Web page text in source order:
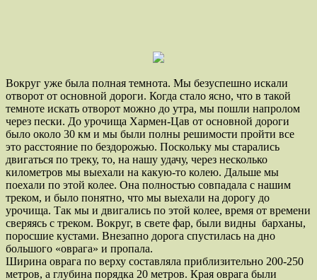
Вокруг уже была полная темнота. Мы безуспешно искали
отворот от основной дороги. Когда стало ясно, что в такой
темноте искать отворот можно до утра, мы пошли напролом
через пески. До урочища Хармен-Цав от основной дороги
было около 30 км и мы были полны решимости пройти все
это расстояние по бездорожью. Поскольку мы старались
двигаться по треку, то, на нашу удачу, через несколько
километров мы выехали на какую-то колею. Дальше мы
поехали по этой колее. Она полностью совпадала с нашим
треком, и было понятно, что мы выехали на дорогу до
урочища. Так мы и двигались по этой колее, время от времени
сверяясь с треком. Вокруг, в свете фар, были видны барханы,
поросшие кустами. Внезапно дорога спустилась на дно
большого «оврага» и пропала.
Ширина оврага по верху составляла приблизительно 200-250
метров, а глубина порядка 20 метров. Края оврага были